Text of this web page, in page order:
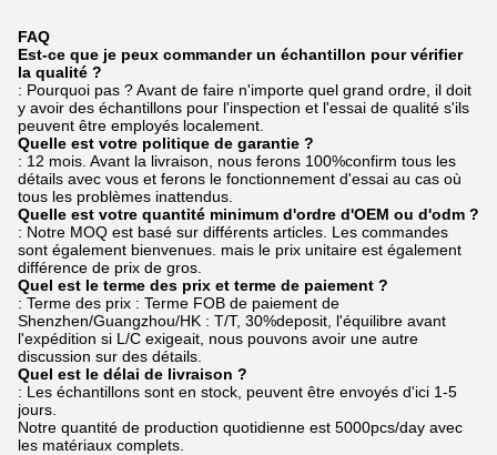
FAQ
Est-ce que je peux commander un échantillon pour vérifier
la qualité ?
: Pourquoi pas ? Avant de faire n'importe quel grand ordre, il doit
y avoir des échantillons pour l'inspection et l'essai de qualité s'ils
peuvent être employés localement.
Quelle est votre politique de garantie ?
: 12 mois. Avant la livraison, nous ferons 100%confirm tous les
détails avec vous et ferons le fonctionnement d'essai au cas où
tous les problèmes inattendus.
Quelle est votre quantité minimum d'ordre d'OEM ou d'odm ?
: Notre MOQ est basé sur différents articles. Les commandes
sont également bienvenues. mais le prix unitaire est également
différence de prix de gros.
Quel est le terme des prix et terme de paiement ?
: Terme des prix : Terme FOB de paiement de
Shenzhen/Guangzhou/HK : T/T, 30%deposit, l'équilibre avant
l'expédition si L/C exigeait, nous pouvons avoir une autre
discussion sur des détails.
Quel est le délai de livraison ?
: Les échantillons sont en stock, peuvent être envoyés d'ici 1-5
jours.
Notre quantité de production quotidienne est 5000pcs/day avec
les matériaux complets.